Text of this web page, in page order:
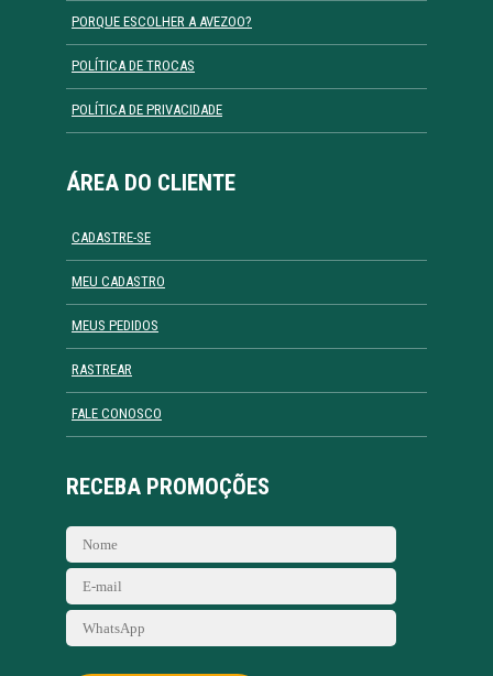
PORQUE ESCOLHER A AVEZOO?
POLÍTICA DE TROCAS
POLÍTICA DE PRIVACIDADE
ÁREA DO CLIENTE
CADASTRE-SE
MEU CADASTRO
MEUS PEDIDOS
RASTREAR
FALE CONOSCO
RECEBA PROMOÇÕES